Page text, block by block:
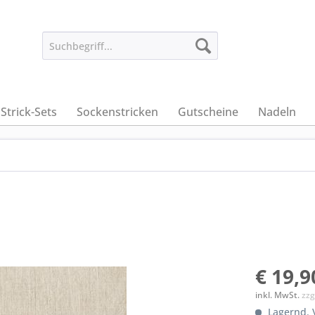
Strick-Sets Sockenstricken Gutscheine Nadeln
€
inkl. MwSt.
Lagernd.